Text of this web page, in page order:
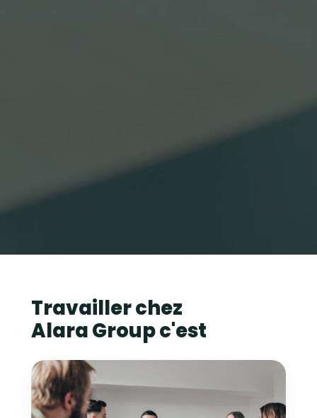
Travailler chez
Alara Group c'est